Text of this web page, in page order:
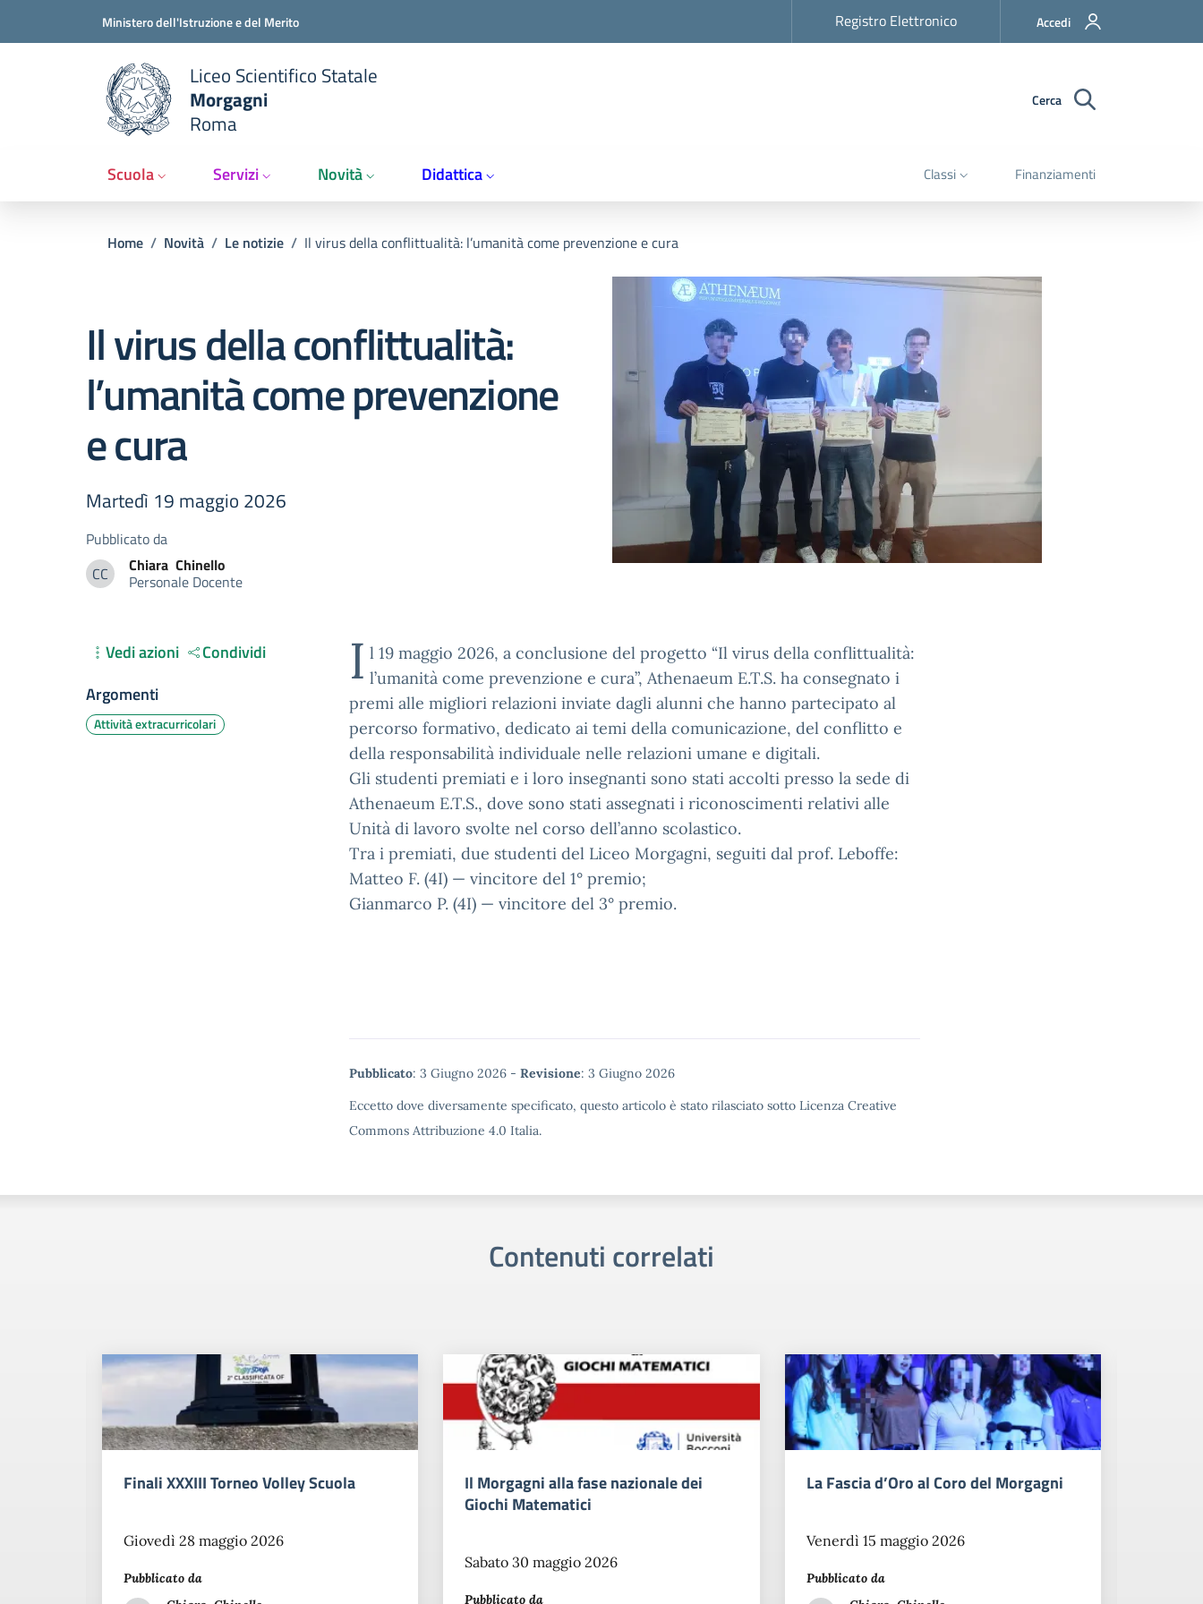
Ministero dell'Istruzione e del MeritoSlim top Registro Elettronico Accedi
Liceo Scientifico Statale
Morgagni
Roma
Cerca
Scuola Servizi Novità Didattica Classi Finanziamenti
Briciole di pane
Home / Novità / Le notizie / Il virus della conflittualità: l’umanità come prevenzione e cura
Il virus della conflittualità:
l’umanità come prevenzione
e cura
Martedì 19 maggio 2026
Pubblicato da
CCChiara Chinello
Chiara Chinello
Personale Docente
I l 19 maggio 2026, a conclusione del progetto “Il virus della conflittualità:
l’umanità come prevenzione e cura”, Athenaeum E.T.S. ha consegnato i
premi alle migliori relazioni inviate dagli alunni che hanno partecipato al
percorso formativo, dedicato ai temi della comunicazione, del conflitto e
della responsabilità individuale nelle relazioni umane e digitali.
Gli studenti premiati e i loro insegnanti sono stati accolti presso la sede di
Athenaeum E.T.S., dove sono stati assegnati i riconoscimenti relativi alle
Unità di lavoro svolte nel corso dell’anno scolastico.
Tra i premiati, due studenti del Liceo Morgagni, seguiti dal prof. Leboffe:
Matteo F. (4I) — vincitore del 1° premio;
Gianmarco P. (4I) — vincitore del 3° premio.
Metadata
Pubblicato: 3 Giugno 2026 - Revisione: 3 Giugno 2026
Eccetto dove diversamente specificato, questo articolo è stato rilasciato sotto Licenza Creative
Commons Attribuzione 4.0 Italia.
Vedi azioni
Condividi
Argomenti
Attività extracurricolari
Contenuti correlati
Finali XXXIII Torneo Volley Scuola
Giovedì 28 maggio 2026
Pubblicato da
Il Morgagni alla fase nazionale dei
Giochi Matematici
Sabato 30 maggio 2026
Pubblicato da
La Fascia d’Oro al Coro del Morgagni
Venerdì 15 maggio 2026
Pubblicato da